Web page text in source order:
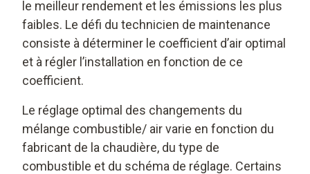
le meilleur rendement et les émissions les plus
faibles. Le défi du technicien de maintenance
consiste à déterminer le coefficient d’air optimal
et à régler l’installation en fonction de ce
coefficient.
Le réglage optimal des changements du
mélange combustible/ air varie en fonction du
fabricant de la chaudière, du type de
combustible et du schéma de réglage. Certains